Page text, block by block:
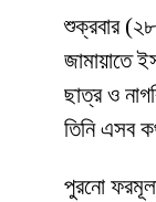
শুক্রবার (২৮
জামায়াতে
ছাত্র ও
তিনি এসব
পুরনো